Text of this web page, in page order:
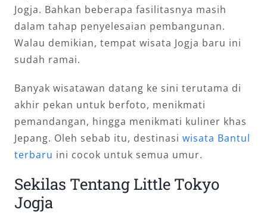
Jogja. Bahkan beberapa fasilitasnya masih
dalam tahap penyelesaian pembangunan.
Walau demikian, tempat wisata Jogja baru ini
sudah ramai.
Banyak wisatawan datang ke sini terutama di
akhir pekan untuk berfoto, menikmati
pemandangan, hingga menikmati kuliner khas
Jepang. Oleh sebab itu, destinasi wisata Bantul
terbaru ini cocok untuk semua umur.
Sekilas Tentang Little Tokyo
Jogja